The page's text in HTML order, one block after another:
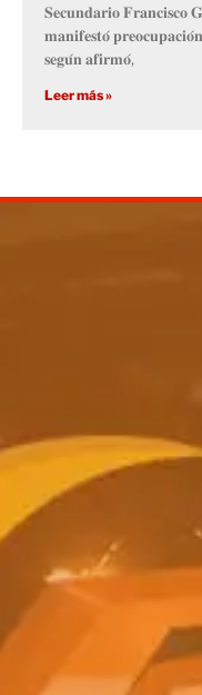
𝐒𝐞𝐜𝐮𝐧𝐝𝐚𝐫𝐢𝐨 𝐅𝐫𝐚𝐧𝐜𝐢𝐬𝐜𝐨
𝐦𝐚𝐧𝐢𝐟𝐞𝐬𝐭𝐨́
𝐬𝐞𝐠𝐮́𝐧 𝐚𝐟𝐢𝐫𝐦𝐨́,
Leer más »